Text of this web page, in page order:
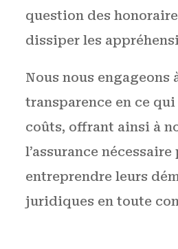
question des
dissiper les
Nous nous engageons
transparence en ce
coûts, offrant ainsi à
l’assurance nécessaire
entreprendre leurs
juridiques en toute